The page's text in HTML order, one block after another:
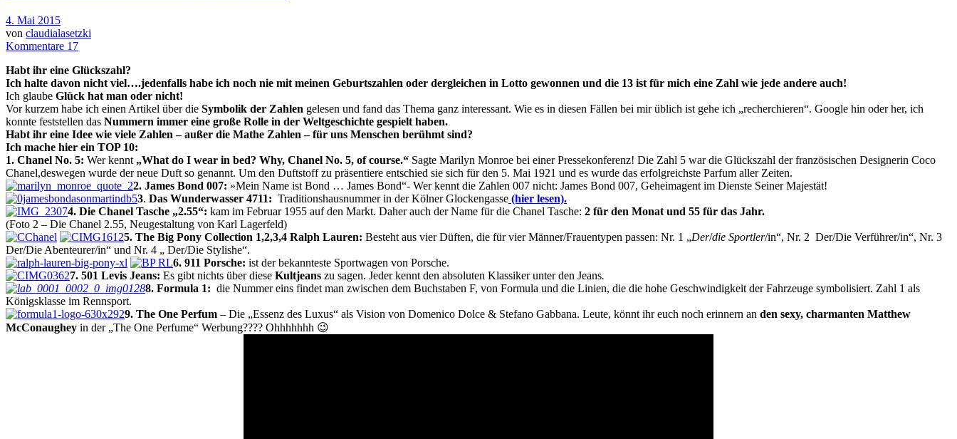
4. Mai 2015
von claudialasetzki
Kommentare 17
Habt ihr eine Glückszahl?
Ich halte davon nicht viel….jedenfalls habe ich noch nie mit meinen Geburtszahlen oder dergleichen in Lotto gewonnen und die 13 ist für mich eine Zahl wie jede andere auch!
Ich glaube Glück hat man oder nicht!
Vor kurzem habe ich einen Artikel über die Symbolik der Zahlen gelesen und fand das Thema ganz interessant. Wie es in diesen Fällen bei mir üblich ist gehe ich „recherchieren“. Google hin oder her, ich
konnte feststellen das Nummern immer eine große Rolle in der Weltgeschichte gespielt haben.
Habt ihr eine Idee wie viele Zahlen – außer die Mathe Zahlen – für uns Menschen berühmt sind?
Ich mache hier ein TOP 10:
1. Chanel No. 5: Wer kennt „What do I wear in bed? Why, Chanel No. 5, of course.“ Sagte Marilyn Monroe bei einer Pressekonferenz! Die Zahl 5 war die Glückszahl der französischen Designerin Coco
Chanel,deswegen wurde der neue Duft so genannt. Um den Duftstoff zu präsentiere entschied sie sich für den 5. Mai 1921 und es wurde das erfolgreichste Parfum aller Zeiten.
2. James Bond 007: »Mein Name ist Bond … James Bond“- Wer kennt die Zahlen 007 nicht: James Bond 007, Geheimagent im Dienste Seiner Majestät!
3. Das Wunderwasser 4711: Traditionshausnummer in der Kölner Glockengasse (hier lesen).
4. Die Chanel Tasche „2.55“: kam im Februar 1955 auf den Markt. Daher auch der Name für die Chanel Tasche: 2 für den Monat und 55 für das Jahr.
(Foto 2 – Die Chanel 2.55, Neugestaltung von Karl Lagerfeld)
5. The Big Pony Collection 1,2,3,4 Ralph Lauren: Besteht aus vier Düften, die für vier Männer/Frauentypen passen: Nr. 1 „Der/die Sportler/in“, Nr. 2 Der/Die Verführer/in“, Nr. 3
Der/Die Abenteurer/in“ und Nr. 4 „ Der/Die Stylishe“.
6. 911 Porsche: ist der bekannteste Sportwagen von Porsche.
7. 501 Levis Jeans: Es gibt nichts über diese Kultjeans zu sagen. Jeder kennt den absoluten Klassiker unter den Jeans.
8. Formula 1: die Nummer eins findet man zwischen dem Buchstaben F, von Formula und die Linien, die die hohe Geschwindigkeit der Fahrzeuge symbolisiert. Zahl 1 als
Königsklasse im Rennsport.
9. The One Perfum – Die „Essenz des Luxus“ als Vision von Domenico Dolce & Stefano Gabbana. Leute, könnt ihr euch noch erinnern an den sexy, charmanten Matthew
McConaughey in der „The One Perfume“ Werbung???? Ohhhhhhh 😉